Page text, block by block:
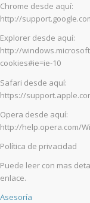
Chrome desde aquí:
http://
Explorer desde aquí:
http://
cookies#ie=ie-10
Safari desde aquí:
https://
Opera desde aquí:
http://help.opera.com/
Política de privacidad
Puede leer con mas
enlace.
Asesoría